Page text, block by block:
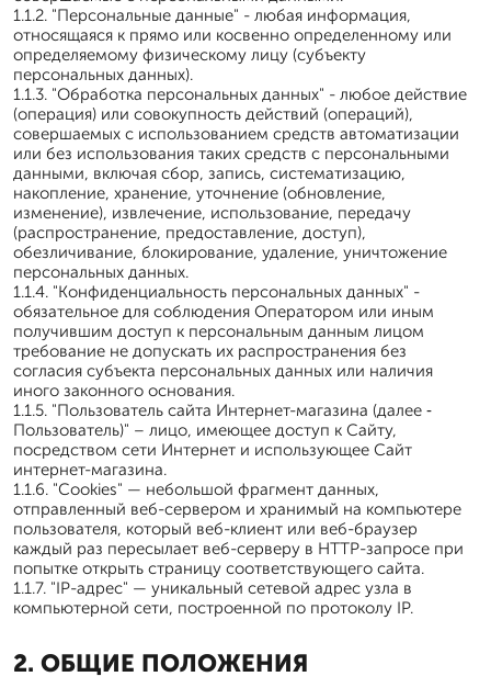
1.1.2. "Персональные данные" - любая информация,
относящаяся к прямо или косвенно определенному или
определяемому физическому лицу (субъекту
персональных данных).
1.1.3. "Обработка персональных данных" - любое действие
(операция) или совокупность действий (операций),
совершаемых с использованием средств автоматизации
или без использования таких средств с персональными
данными, включая сбор, запись, систематизацию,
накопление, хранение, уточнение (обновление,
изменение), извлечение, использование, передачу
(распространение, предоставление, доступ),
обезличивание, блокирование, удаление, уничтожение
персональных данных.
1.1.4. "Конфиденциальность персональных данных" -
обязательное для соблюдения Оператором или иным
получившим доступ к персональным данным лицом
требование не допускать их распространения без
согласия субъекта персональных данных или наличия
иного законного основания.
1.1.5. "Пользователь сайта Интернет-магазина (далее ‑
Пользователь)" – лицо, имеющее доступ к Сайту,
посредством сети Интернет и использующее Сайт
интернет-магазина.
1.1.6. "Cookies" — небольшой фрагмент данных,
отправленный веб-сервером и хранимый на компьютере
пользователя, который веб-клиент или веб-браузер
каждый раз пересылает веб-серверу в HTTP-запросе при
попытке открыть страницу соответствующего сайта.
1.1.7. "IP-адрес" — уникальный сетевой адрес узла в
компьютерной сети, построенной по протоколу IP.
2. ОБЩИЕ ПОЛОЖЕНИЯ